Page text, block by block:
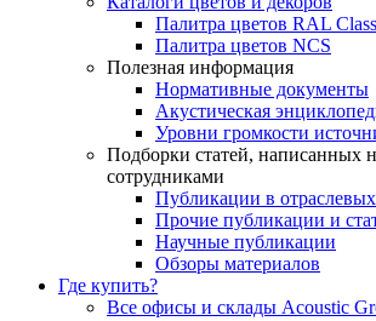
Палитра цветов RAL
Палитра цветов NCS
Полезная информация
Нормативные документы
Акустическая
Уровни громкости
Подборки статей, написанных
сотрудниками
Публикации в
Прочие публикации и
Научные публикации
Обзоры материалов
Где купить?
Все офисы и склады Acoustic